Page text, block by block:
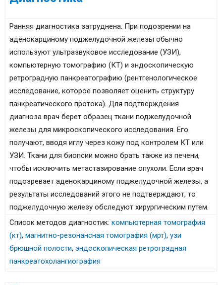
Ранняя диагностика затруднена. При подозрении на
аденокарциному поджелудочной железы обычно
используют ультразвуковое исследование (УЗИ),
компьютерную томографию (КТ) и эндоскопическую
ретроградную панкреатографию (рентгенологическое
исследование, которое позволяет оценить структуру
панкреатического протока). Для подтверждения
диагноза врач берет образец ткани поджелудочной
железы для микроскопического исследования. Его
получают, вводя иглу через кожу под контролем КТ или
УЗИ. Ткани для биопсии можно брать также из печени,
чтобы исключить метастазирование опухоли. Если врач
подозревает аденокарциному поджелудочной железы, а
результаты исследований этого не подтверждают, то
поджелудочную железу обследуют хирургическим путем.
Список методов диагностик: компьютерная томография
(кт), магнитно-резонансная томография (мрт), узи
брюшной полости, эндоскопическая ретроградная
панкреатохолангиография